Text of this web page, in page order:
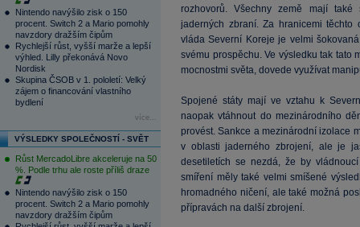
Nintendo navýšilo zisk o 150
procent. Switch 2 a Mario pomohly
navzdory dražším čipům
Rychlejší růst, vyšší marže a lepší
výhled. Lilly překonává Novo
Nordisk
Skupina ČSOB v 1. pololetí: Velký
zájem o financování vlastního
bydlení
více...
VÝSLEDKY SPOLEČNOSTÍ - SVĚT
Růst MercadoLibre akceleruje na 50
%. Podle trhu ale roste příliš draze
Nintendo navýšilo zisk o 150
procent. Switch 2 a Mario pomohly
navzdory dražším čipům
rozhovorů. Všechny země mají také
jaderných zbraní. Za hranicemi
vláda Severní Koreje je velmi
svému prospěchu. Ve výsledku tak tato
mocnostmi světa, dovede využívat
Spojené státy mají ve vztahu k
naopak vtáhnout do mezinárodního
provést. Sankce a mezinárodní izolace
v oblasti jaderného zbrojení, ale je
desetiletích se nezdá, že by
smíření měly také velmi smíšené
hromadného ničení, ale také možná
přípravách na další zbrojení.